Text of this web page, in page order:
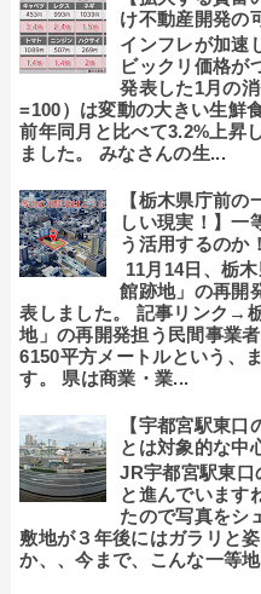
け不動産開発の
インフレが加速
ビックリ価格が
発表した1月の
=100）は変動の大きい生鮮
前年同月と比べて3.2%上昇
ました。 みなさんの生...
【栃木県庁前
しい現実！】一
う活用するのか
11月14日、栃
館跡地」の再開
表しました。 記事リンク→
地」の再開発担う民間事業
6150平方メートルという、
す。 県は商業・業...
【宇都宮駅東
とは対象的な中
JR宇都宮駅東口
と進んでいます
たので写真をシ
敷地が３年後にはガラリと
か、、今まで、こんな一等